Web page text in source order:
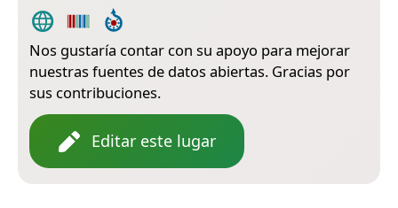
Nos gustaría contar con su apoyo para mejorar
nuestras fuentes de datos abiertas. Gracias por
sus contribuciones.
Editar este lugar